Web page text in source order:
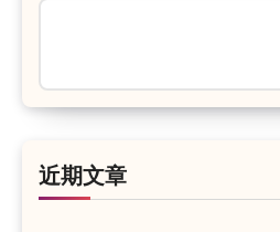
近期文章